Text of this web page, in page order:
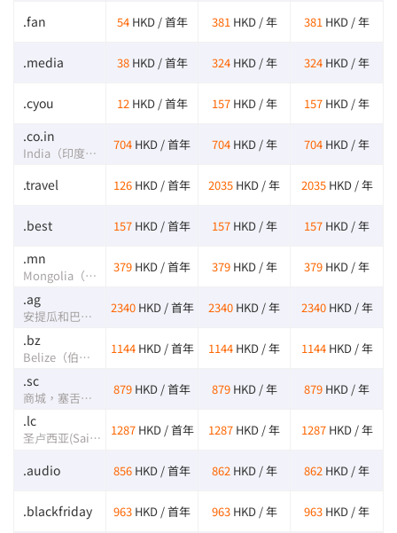
.fan 54 HKD / 首年 381 HKD / 年 381 HKD / 年
.media 38 HKD / 首年 324 HKD / 年 324 HKD / 年
.cyou 12 HKD / 首年 157 HKD / 年 157 HKD / 年
.co.in
India（印度）的国家域名
704 HKD / 首年 704 HKD / 年 704 HKD / 年
.travel 126 HKD / 首年 2035 HKD / 年 2035 HKD / 年
.best 157 HKD / 首年 157 HKD / 年 157 HKD / 年
.mn
Mongolia（蒙古）国家域名
379 HKD / 首年 379 HKD / 年 379 HKD / 年
.ag
安提瓜和巴布达(Antigua and Barbuda）的国家域名
2340 HKD / 首年 2340 HKD / 年 2340 HKD / 年
.bz
Belize（伯利兹）的国家域名
1144 HKD / 首年 1144 HKD / 年 1144 HKD / 年
.sc
商城，塞舌尔(Seychelles)国家域名
879 HKD / 首年 879 HKD / 年 879 HKD / 年
.lc
圣卢西亚(Saint Lucia)岛国的国家域名 1287 HKD / 首年 1287 HKD / 年 1287 HKD / 年
.audio 856 HKD / 首年 862 HKD / 年 862 HKD / 年
.blackfriday 963 HKD / 首年 963 HKD / 年 963 HKD / 年